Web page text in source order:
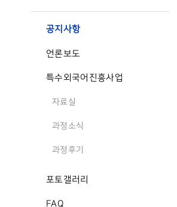
공지사항
언론보도
특수외국어진흥사업
자료실
과정소식
과정후기
포토갤러리
FAQ